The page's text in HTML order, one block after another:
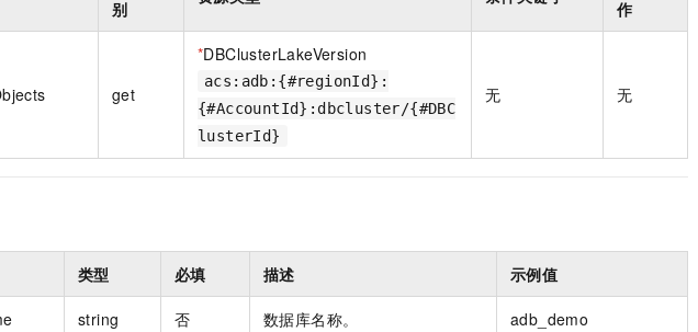
别
作
get
*DBClusterLakeVersion
acs:adb:{#regionId}:
{#AccountId}:dbcluster/{#DBC
lusterId}
无 无
类型 必填 描述 示例值
string 否 数据库名称。 adb_demo